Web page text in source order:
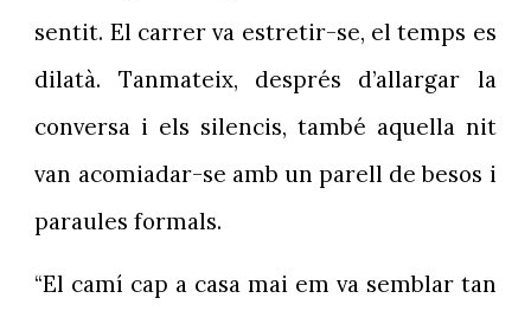
sentit. El carrer va estretir-se, el temps es
dilatà. Tanmateix, després d’allargar la
conversa i els silencis, també aquella nit
van acomiadar-se amb un parell de besos i
paraules formals.
“El camí cap a casa mai em va semblar tan